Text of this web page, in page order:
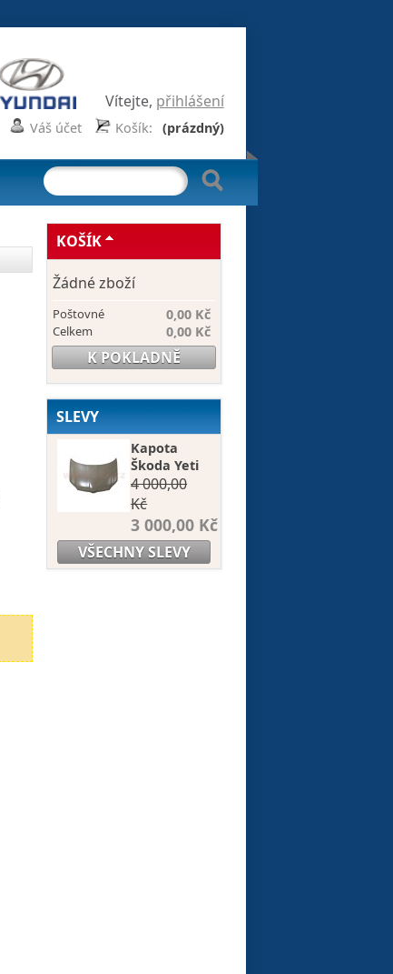
Vítejte, přihlášení
Košík: (prázdný)
Váš účet
KOŠÍK
Žádné zboží
Poštovné 0,00 Kč
Celkem 0,00 Kč
K POKLADNĚ
SLEVY
Kapota
Škoda Yeti
4 000,00
Kč
3 000,00 Kč
VŠECHNY SLEVY